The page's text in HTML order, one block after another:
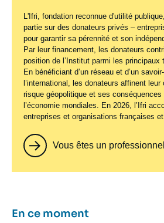
L'Ifri, fondation reconnue d'utilité
partie sur des donateurs privés –
pour garantir sa pérennité et son
Par leur financement, les donateurs
position de l’Institut parmi les principaux
En bénéficiant d’un réseau et d’un
l’international, les donateurs affinent
risque géopolitique et ses
l’économie mondiales. En 2026, l’Ifri
entreprises et organisations françaises
Vous êtes un professionnel
Titre
En ce moment